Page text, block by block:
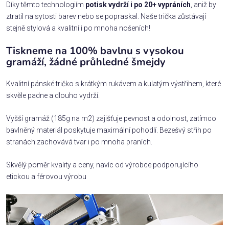
Díky těmto technologiím potisk vydrží i po 20+ vypráních, aniž by
ztratil na sytosti barev nebo se popraskal. Naše trička zůstávají
stejně stylová a kvalitní i po mnoha nošeních!
Tiskneme na 100% bavlnu s vysokou
gramáží, žádné průhledné šmejdy
Kvalitní pánské tričko s krátkým rukávem a kulatým výstřihem, které
skvěle padne a dlouho vydrží.
Vyšší gramáž (185g na m2) zajišťuje pevnost a odolnost, zatímco
bavlněný materiál poskytuje maximální pohodlí. Bezešvý střih po
stranách zachovává tvar i po mnoha praních.
Skvělý poměr kvality a ceny, navíc od výrobce podporujícího
etickou a férovou výrobu